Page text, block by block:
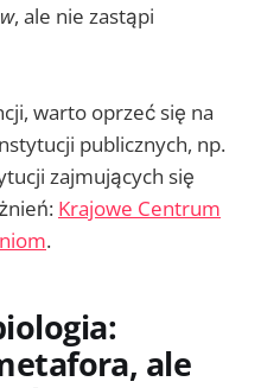
, ale nie zastąpi
warto oprzeć się na
publicznych, np.
zajmujących się
Krajowe Centrum
.
ale